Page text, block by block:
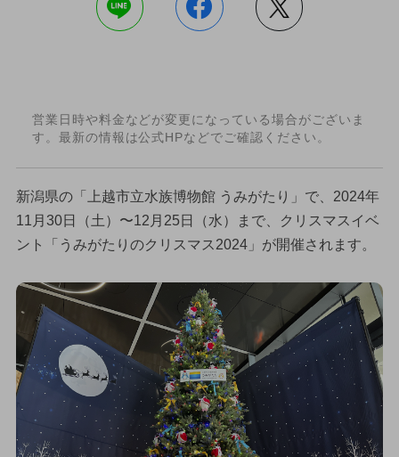
営業日時や料金などが変更になっている場合がございま
す。最新の情報は公式HPなどでご確認ください。
新潟県の「上越市立水族博物館 うみがたり」で、2024年
11月30日（土）〜12月25日（水）まで、クリスマスイベ
ント「うみがたりのクリスマス2024」が開催されます。